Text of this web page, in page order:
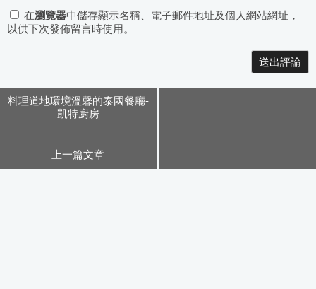
在瀏覽器中儲存顯示名稱、電子郵件地址及個人網站網址，
以供下次發佈留言時使用。
料理道地環境溫馨的泰國餐廳-
凱特廚房
上一篇文章